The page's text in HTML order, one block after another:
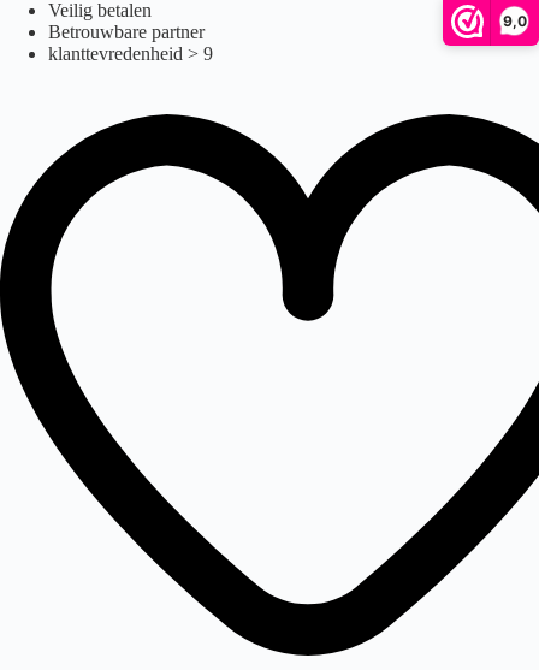
9,0
naar
Veilig betalen
Betrouwbare partner
klanttevredenheid > 9